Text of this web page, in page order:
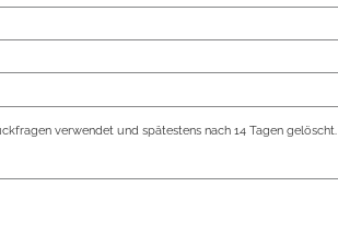
verwendet und spätestens nach 14 Tagen gelöscht.